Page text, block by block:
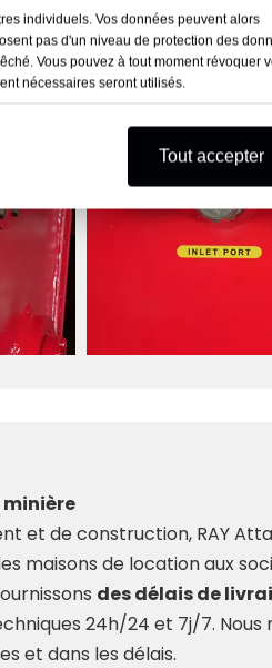
individuels. Vos données peuvent alors
pas d'un niveau de protection des
Vous pouvez à tout moment révoquer
nécessaires seront utilisés.
Tout accepter
et de construction, RAY
maisons de location aux
des délais de
24h/24 et 7j/7.
et dans les délais.